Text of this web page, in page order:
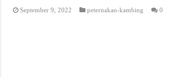
September 9, 2022 peternakan-kambing 0